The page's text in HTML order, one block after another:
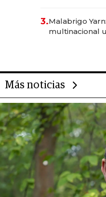
anticipación y
3.Malabrigo
multinacional
Más noticias